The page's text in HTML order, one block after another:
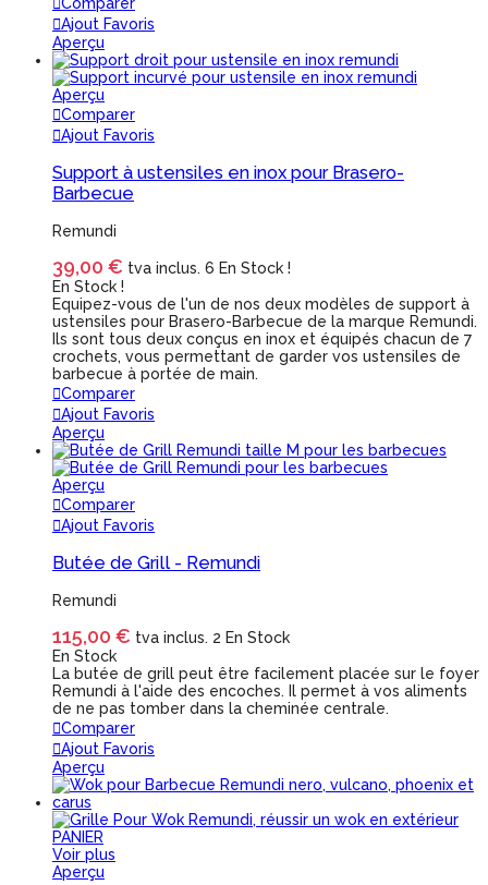
Ajout Favoris
Aperçu
Aperçu
Comparer
Ajout Favoris
Support à ustensiles en inox pour Brasero-
Barbecue
Remundi
39,00 € tva inclus. 6 En Stock !
En Stock !
Equipez-vous de l'un de nos deux modèles de support à
ustensiles pour Brasero-Barbecue de la marque Remundi.
Ils sont tous deux conçus en inox et équipés chacun de 7
crochets, vous permettant de garder vos ustensiles de
barbecue à portée de main.
Comparer
Ajout Favoris
Aperçu
Aperçu
Comparer
Ajout Favoris
Butée de Grill - Remundi
Remundi
115,00 € tva inclus. 2 En Stock
En Stock
La butée de grill peut être facilement placée sur le foyer
Remundi à l'aide des encoches. Il permet à vos aliments
de ne pas tomber dans la cheminée centrale.
Comparer
Ajout Favoris
Aperçu
PANIER
Voir plus
Aperçu